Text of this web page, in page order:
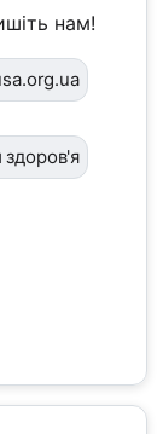
нам!
здоров'я